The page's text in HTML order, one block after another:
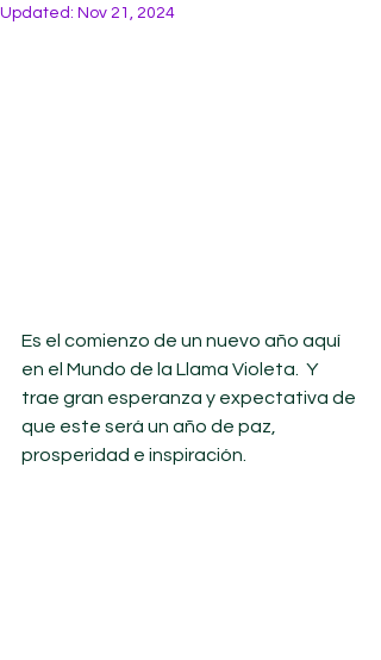
Updated: Nov 21, 2024
Es el comienzo de un nuevo año aquí
en el Mundo de la Llama Violeta.  Y
trae gran esperanza y expectativa de
que este será un año de paz,
prosperidad e inspiración.